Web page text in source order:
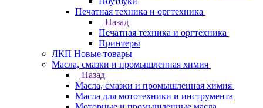
Печатная техника и оргтехника
Назад
Печатная техника и оргтехника
Принтеры
ЛКП Новые товары
Масла, смазки и промышленная химия
Назад
Масла, смазки и промышленная химия
Масла для мототехники и инструмента